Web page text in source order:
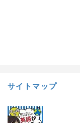
サイトマップ